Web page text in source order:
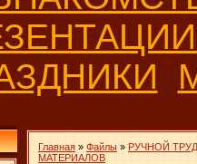
Главная » Файлы » РУЧНОЙ ТРУД
МАТЕРИАЛОВ